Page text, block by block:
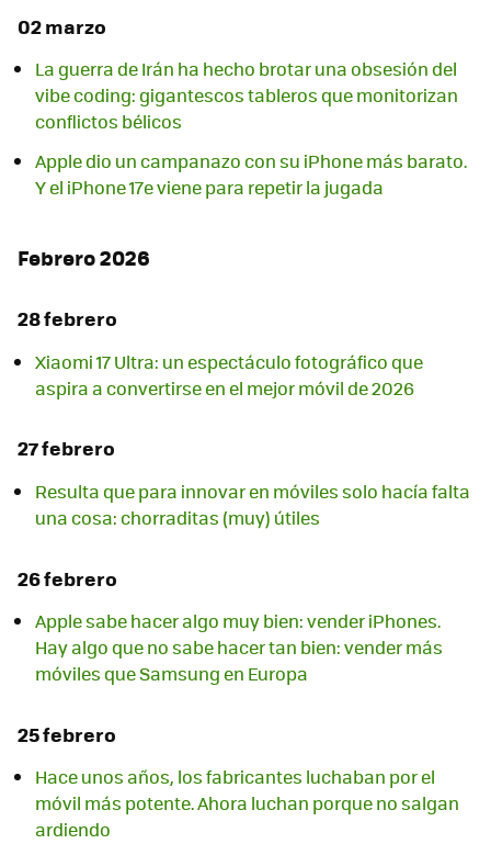
02 marzo
La guerra de Irán ha hecho brotar una obsesión del
vibe coding: gigantescos tableros que monitorizan
conflictos bélicos
Apple dio un campanazo con su iPhone más barato.
Y el iPhone 17e viene para repetir la jugada
Febrero 2026
28 febrero
Xiaomi 17 Ultra: un espectáculo fotográfico que
aspira a convertirse en el mejor móvil de 2026
27 febrero
Resulta que para innovar en móviles solo hacía falta
una cosa: chorraditas (muy) útiles
26 febrero
Apple sabe hacer algo muy bien: vender iPhones.
Hay algo que no sabe hacer tan bien: vender más
móviles que Samsung en Europa
25 febrero
Hace unos años, los fabricantes luchaban por el
móvil más potente. Ahora luchan porque no salgan
ardiendo